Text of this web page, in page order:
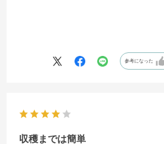
参考になった
収穫までは簡単